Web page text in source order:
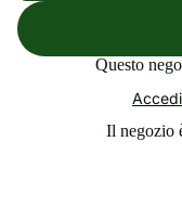
Questo
Il negozio